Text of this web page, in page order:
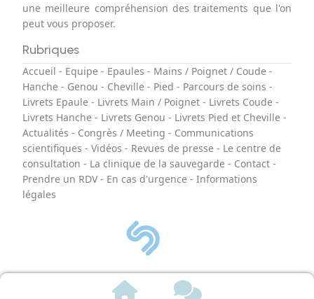
une meilleure compréhension des traitements que l'on
peut vous proposer.
Rubriques
Accueil - Equipe - Epaules - Mains / Poignet / Coude -
Hanche - Genou - Cheville - Pied - Parcours de soins -
Livrets Epaule - Livrets Main / Poignet - Livrets Coude -
Livrets Hanche - Livrets Genou - Livrets Pied et Cheville -
Actualités - Congrès / Meeting - Communications
scientifiques - Vidéos - Revues de presse - Le centre de
consultation - La clinique de la sauvegarde - Contact -
Prendre un RDV- En cas d'urgence - Informations
légales